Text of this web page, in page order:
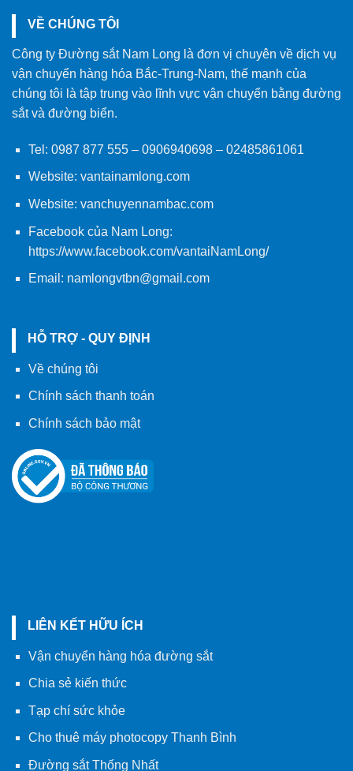
VỀ CHÚNG TÔI
Công ty Đường sắt Nam Long là đơn vị chuyên về dịch vụ
vận chuyển hàng hóa Bắc-Trung-Nam, thế mạnh của
chúng tôi là tập trung vào lĩnh vực vận chuyển bằng đường
sắt và đường biển.
Tel: 0987 877 555– 0906940698– 02485861061
Website: vantainamlong.com
Website: vanchuyennambac.com
Facebook của Nam Long:
https://www.facebook.com/vantaiNamLong/
Email: namlongvtbn@gmail.com
HỖ TRỢ - QUY ĐỊNH
Về chúng tôi
Chính sách thanh toán
Chính sách bảo mật
LIÊN KẾT HỮU ÍCH
Vận chuyển hàng hóa đường sắt
Chia sẻ kiến thức
Tạp chí sức khỏe
Cho thuê máy photocopy Thanh Bình
Đường sắt Thống Nhất